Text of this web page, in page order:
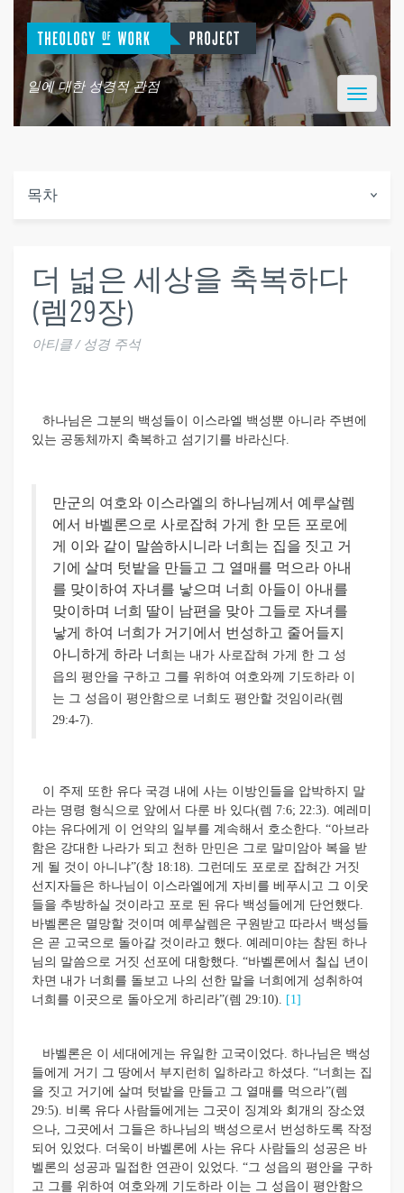
일에 대한 성경적 관점
Toggle
목차
더 넓은 세상을 축복하다
(렘29장)
아티클 / 성경 주석
하나님은 그분의 백성들이 이스라엘 백성뿐 아니라 주변에
있는 공동체까지 축복하고 섬기기를 바라신다.
만군의 여호와 이스라엘의 하나님께서 예루살렘
에서 바벨론으로 사로잡혀 가게 한 모든 포로에
게 이와 같이 말씀하시니라 너희는 집을 짓고 거
기에 살며 텃밭을 만들고 그 열매를 먹으라 아내
를 맞이하여 자녀를 낳으며 너희 아들이 아내를
맞이하며 너희 딸이 남편을 맞아 그들로 자녀를
낳게 하여 너희가 거기에서 번성하고 줄어들지
아니하게 하라 너 희는 내가 사로잡혀 가게 한 그 성
읍의 평안을 구하고 그를 위하여 여호와께 기도하라 이
는 그 성읍이 평안함으로 너희도 평안할 것임이라(렘
29:4-7).
이 주제 또한 유다 국경 내에 사는 이방인들을 압박하지 말
라는 명령 형식으로 앞에서 다룬 바 있다(렘 7:6; 22:3). 예레미
야는 유다에게 이 언약의 일부를 계속해서 호소한다. “아브라
함은 강대한 나라가 되고 천하 만민은 그로 말미암아 복을 받
게 될 것이 아니냐”(창 18:18). 그런데도 포로로 잡혀간 거짓
선지자들은 하나님이 이스라엘에게 자비를 베푸시고 그 이웃
들을 추방하실 것이라고 포로 된 유다 백성들에게 단언했다.
바벨론은 멸 망할 것이며 예루살렘은 구원받고 따라서 백성들
은 곧 고국으로 돌아갈 것이라고 했다. 예레미야는 참된 하나
님의 말씀으로 거짓 선포에 대항했다. “바벨론에서 칠십 년이
차면 내가 너희를 돌보고 나의 선한 말을 너희에게 성취하여
너희를 이곳으로 돌아오게 하리라”(렘 29:10). [1]
바벨론은 이 세대에게는 유일한 고국이었다. 하나님은 백성
들에게 거기 그 땅에서 부지런히 일하라고 하셨다. “너희는 집
을 짓고 거기에 살며 텃밭을 만들고 그 열매를 먹으라”(렘
29:5). 비록 유다 사람들에게는 그곳이 징계와 회개의 장소였
으나, 그곳에서 그들은 하나님의 백성으로서 번성하도록 작정
되어 있었다. 더욱이 바벨론에 사는 유다 사람들의 성공은 바
벨론의 성공과 밀접한 연관이 있었다. “그 성읍의 평안을 구하
고 그를 위하여 여호와께 기도하라 이는 그 성읍이 평안함으